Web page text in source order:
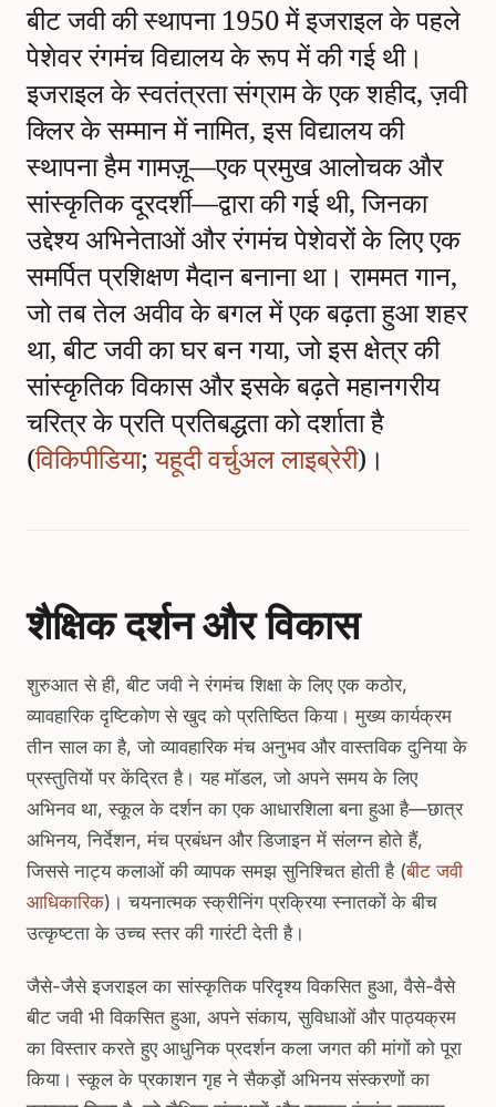
बीट जवी की स्थापना 1950 में इजराइल के पहले
पेशेवर रंगमंच विद्यालय के रूप में की गई थी।
इजराइल के स्वतंत्रता संग्राम के एक शहीद, ज़वी
क्लिर के सम्मान में नामित, इस विद्यालय की
स्थापना हैम गामज़ू—एक प्रमुख आलोचक और
सांस्कृतिक दूरदर्शी—द्वारा की गई थी, जिनका
उद्देश्य अभिनेताओं और रंगमंच पेशेवरों के लिए एक
समर्पित प्रशिक्षण मैदान बनाना था। राममत गान,
जो तब तेल अवीव के बगल में एक बढ़ता हुआ शहर
था, बीट जवी का घर बन गया, जो इस क्षेत्र की
सांस्कृतिक विकास और इसके बढ़ते महानगरीय
चरित्र के प्रति प्रतिबद्धता को दर्शाता है
(विकिपीडिया;यहूदी वर्चुअल लाइब्रेरी)।
शैक्षिक दर्शन और विकास
शुरुआत से ही, बीट जवी ने रंगमंच शिक्षा के लिए एक कठोर,
व्यावहारिक दृष्टिकोण से खुद को प्रतिष्ठित किया। मुख्य कार्यक्रम
तीन साल का है, जो व्यावहारिक मंच अनुभव और वास्तविक दुनिया के
प्रस्तुतियों पर केंद्रित है। यह मॉडल, जो अपने समय के लिए
अभिनव था, स्कूल के दर्शन का एक आधारशिला बना हुआ है—छात्र
अभिनय, निर्देशन, मंच प्रबंधन और डिजाइन में संलग्न होते हैं,
जिससे नाट्य कलाओं की व्यापक समझ सुनिश्चित होती है (बीट जवी
आधिकारिक)। चयनात्मक स्क्रीनिंग प्रक्रिया स्नातकों के बीच
उत्कृष्टता के उच्च स्तर की गारंटी देती है।
जैसे-जैसे इजराइल का सांस्कृतिक परिदृश्य विकसित हुआ, वैसे-वैसे
बीट जवी भी विकसित हुआ, अपने संकाय, सुविधाओं और पाठ्यक्रम
का विस्तार करते हुए आधुनिक प्रदर्शन कला जगत की मांगों को पूरा
किया। स्कूल के प्रकाशन गृह ने सैकड़ों अभिनय संस्करणों का